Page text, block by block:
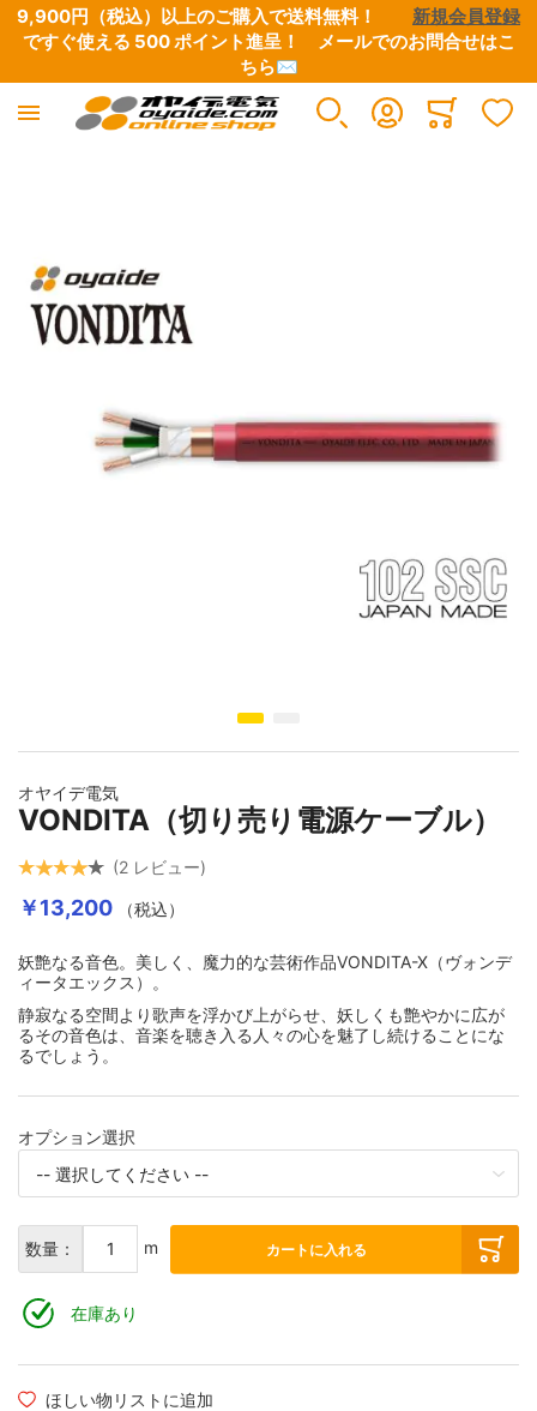
9,900円（税込）以上のご購入で送料無料！ 新規会員登録
ですぐ使える 500 ポイント進呈！ メールでのお問合せはこ
ちら✉
イメージギャラリーの最初に移動する
オヤイデ電気
VONDITA（切り売り電源ケーブル）
2 レビュー
￥13,200 （税込）
妖艶なる音色。美しく、魔力的な芸術作品VONDITA-X（ヴォンデ
ィータエックス）。
静寂なる空間より歌声を浮かび上がらせ、妖しくも艶やかに広が
るその音色は、音楽を聴き入る人々の心を魅了し続けることにな
るでしょう。
オプション選択
数量： m カートに入れる
在庫あり
ほしい物リストに追加